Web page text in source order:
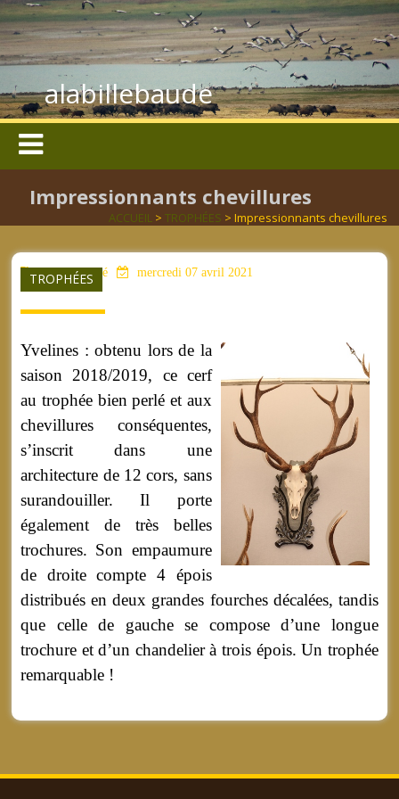
alabillebaude
Impressionnants chevillures
ACCUEIL> TROPHÉES > Impressionnants chevillures
TROPHÉES
aucun mot clé mercredi 07 avril 2021
Yvelines : obtenu lors de la
saison 2018/2019, ce cerf
au trophée bien perlé et aux
chevillures conséquentes,
s’inscrit dans une
architecture de 12 cors, sans
surandouiller. Il porte
également de très belles
trochures. Son empaumure
de droite compte 4 épois
distribués en deux grandes fourches décalées, tandis
que celle de gauche se compose d’une longue
trochure et d’un chandelier à trois épois. Un trophée
remarquable !